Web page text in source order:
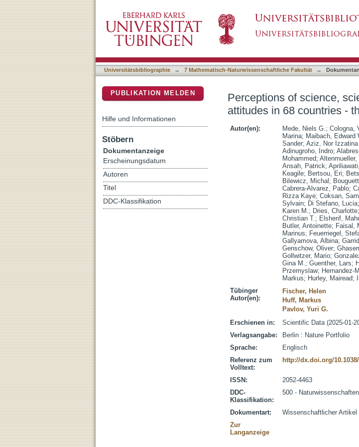
Perceptions of science, science communication, and
TISP dataset
Universitätsbibliographie → 7 Mathematisch-Naturwissenschaftliche Fakultät →
Perceptions of science,
attitudes in 68 countries -
Autor(en): Mede, Niels G.; Cologna,
Marina; Maibach, Edward
Sander; Aziz, Nor Izzatina
Adinugroho, Indro;
Mohammed; Altenmueller,
Ansah, Patrick;
Keagile; Bertsou, Eri;
Bilewicz, Michal ;
Cabrera-Alvarez, Pablo;
Rizza Kaye; Coksan,
Sylvain; Di Stefano, Lucia;
Karen M.; Dries, Charlotte;
Christian T.; Elsherif,
Butler, Antoinette; Faisal,
Marinus; Feuerriegel,
Gallyamova, Albina;
Genschow, Oliver;
Gollwitzer, Mario;
Gina M.; Guenther, Lars;
Przemyslaw; Hernandez-
Markus; Hurley, Mairead;
Tübinger
Autor(en):
Fischer, Helen
Huff, Markus
Pavlov, Yuri G.
Erschienen in:
Scientific Data (2025-01-
Verlagsangabe:
Berlin : Nature Portfolio
Sprache:
Englisch
Referenz zum
Volltext:
http://dx.doi.org/10.1038/
ISSN:
2052-4463
DDC-
Klassifikation:
500 - Naturwissenschaften
Dokumentart:
Wissenschaftlicher Artikel
Zur
Langanzeige
PUBLIKATION MELDEN
Hilfe und Informationen
Stöbern
Dokumentanzeige
Erscheinungsdatum
Autoren
Titel
DDC-Klassifikation